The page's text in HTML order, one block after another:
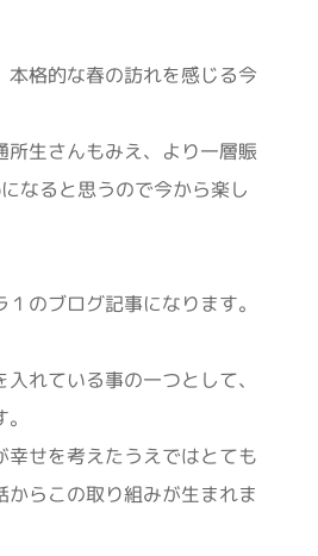
本格的な春の訪れを感じる今
所生さんもみえ、より一層賑
なると思うので今から楽し
のブログ記事になります。
れている事の一つとして、
幸せを考えたうえではとても
からこの取り組みが生まれま